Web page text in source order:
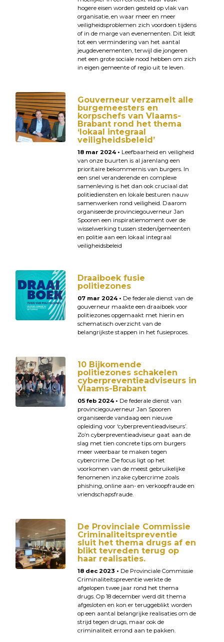
hogere eisen worden gesteld op vlak van
organisatie, en waar meer en meer
veiligheidsproblemen zich voordoen tijdens
of in de marge van evenementen. Dit leidt
tot een vermindering van het aantal
jeugdevenementen, terwijl die jongeren
net een grote sociale nood hebben om zich
in eigen gemeente of regio uit te leven.
Gouverneur verzamelt alle
burgemeesters en
korpschefs van Vlaams-
Brabant rond het thema
‘lokaal integraal
veiligheidsbeleid’
18 mar 2024 • Leefbaarheid en veiligheid
van onze buurten is al jarenlang een
prioritaire bekommernis van burgers. In
een snel veranderende en complexe
samenleving is het dan ook cruciaal dat
politiediensten en lokale besturen nauw
samenwerken rond veiligheid. Daarom
organiseerde provinciegouverneur Jan
Spooren een inspiratiemoment over de
wisselwerking tussen steden/gemeenten
en politie aan een lokaal integraal
veiligheidsbeleid
Draaiboek fusie
politiezones
07 mar 2024 • De federale dienst van de
gouverneur maakte een draaiboek voor
politiezones opgemaakt met hierin en
schematisch overzicht van de
belangrijkste stappen in het fusieproces.
10 Bijkomende
politiezones schakelen
cyberpreventieadviseurs in
Vlaams-Brabant
05 feb 2024 • De federale dienst van
provinciegouverneur Jan Spooren
organiseerde vandaag een nieuwe
opleiding voor ‘cyberpreventieadviseurs’.
Zo’n cyberpreventieadviseur gaat aan de
slag met tien concrete tips om burgers
meer weerbaar te maken tegen
cybercrime. De focus ligt op het
voorkomen van de meest gebruikelijke
fenomenen inzake cybercrime zoals
phishing, online aan- en verkoopfraude en
vriendschapsfraude.
De Provinciale Commissie
Criminaliteitspreventie
sluit het thema drugs af en
blikt tevreden terug op
haar realisaties.
18 dec 2023 • De Provinciale Commissie
Criminaliteitspreventie werkte de
afgelopen twee jaar rond het thema
drugs. Op 18 december werd dit thema
afgesloten en kon er teruggeblikt worden
op een aantal belangrijke realisaties om de
strijd tegen drugs, maar ook de
criminaliteit errond aan te pakken.